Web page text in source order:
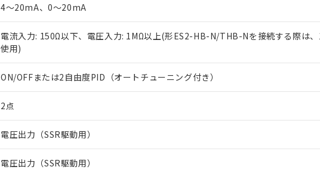
4～20mA、0～20mA
電流入力: 150Ω以下、電圧入力: 1MΩ以上(形ES2-HB-N/THB-Nを接続する際は
使用)
ON/OFFまたは2自由度PID（オートチューニング付き）
2点
電圧出力（SSR駆動用）
電圧出力（SSR駆動用）